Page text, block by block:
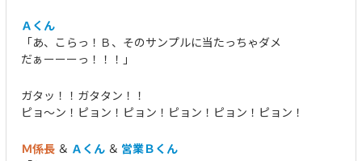
Ａくん
「あ、こらっ！Ｂ、そのサンプルに当たっちゃダメ
だぁーーーっ！！！」
ガタッ！！ガタタン！！
ピョ～ン！ピョン！ピョン！ピョン！ピョン！ピョン！
Ｍ係長 ＆ Ａくん ＆ 営業Ｂくん